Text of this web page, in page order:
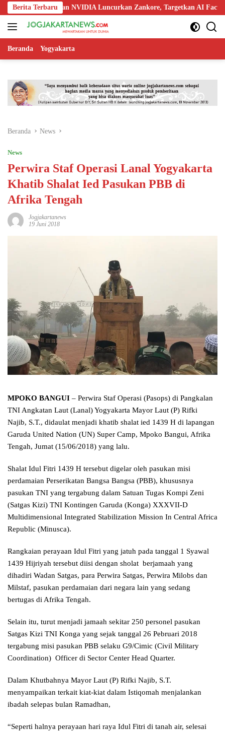
Langsung
ke
konten
Berita Terbaru
Nokia, dan NVIDIA Luncurkan Zankore, Targetkan AI Factory 1 GW
Beranda Yogyakarta
Beranda News
News
Perwira Staf Operasi Lanal Yogyakarta
Khatib Shalat Ied Pasukan PBB di
Afrika Tengah
Jogjakartanews
19 Juni 2018
MPOKO BANGUI – Perwira Staf Operasi (Pasops) di Pangkalan
TNI Angkatan Laut (Lanal) Yogyakarta Mayor Laut (P) Rifki
Najib, S.T., didaulat menjadi khatib shalat ied 1439 H di lapangan
Garuda United Nation (UN) Super Camp, Mpoko Bangui, Afrika
Tengah, Jumat (15/06/2018) yang lalu.
Shalat Idul Fitri 1439 H tersebut digelar oleh pasukan misi
perdamaian Perserikatan Bangsa Bangsa (PBB), khususnya
pasukan TNI yang tergabung dalam Satuan Tugas Kompi Zeni
(Satgas Kizi) TNI Kontingen Garuda (Konga) XXXVII-D
Multidimensional Integrated Stabilization Mission In Central Africa
Republic (Minusca).
Rangkaian perayaan Idul Fitri yang jatuh pada tanggal 1 Syawal
1439 Hijriyah tersebut diisi dengan sholat berjamaah yang
dihadiri Wadan Satgas, para Perwira Satgas, Perwira Milobs dan
Milstaf, pasukan perdamaian dari negara lain yang sedang
bertugas di Afrika Tengah.
Selain itu, turut menjadi jamaah sekitar 250 personel pasukan
Satgas Kizi TNI Konga yang sejak tanggal 26 Pebruari 2018
tergabung misi pasukan PBB selaku G9/Cimic (Civil Military
Coordination) Officer di Sector Center Head Quarter.
Dalam Khutbahnya Mayor Laut (P) Rifki Najib, S.T.
menyampaikan terkait kiat-kiat dalam Istiqomah menjalankan
ibadah selepas bulan Ramadhan,
“Seperti halnya perayaan hari raya Idul Fitri di tanah air, selesai